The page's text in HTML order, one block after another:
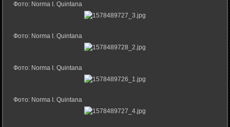
Фото: Norma I. Quintana
Фото: Norma I. Quintana
Фото: Norma I. Quintana
Фото: Norma I. Quintana